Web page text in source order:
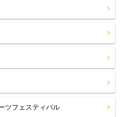
ツフェスティバル